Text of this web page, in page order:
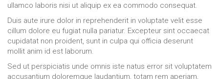
ullamco laboris nisi ut aliquip ex ea commodo consequat.
Duis aute irure dolor in reprehenderit in voluptate velit esse
cillum dolore eu fugiat nulla pariatur. Excepteur sint occaecat
cupidatat non proident, sunt in culpa qui officia deserunt
mollit anim id est laborum.
Sed ut perspiciatis unde omnis iste natus error sit voluptatem
accusantium doloremque laudantium, totam rem aperiam,